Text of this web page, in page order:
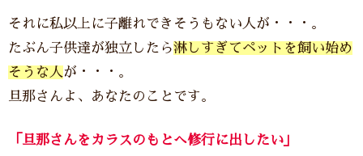
それに私以上に子離れできそうもない人が・・・。
たぶん子供達が独立したら淋しすぎてペットを飼い始め
そうな人 が・・・。
旦那さんよ、あなたのことです。
「旦那さんをカラスのもとへ修行に出したい」